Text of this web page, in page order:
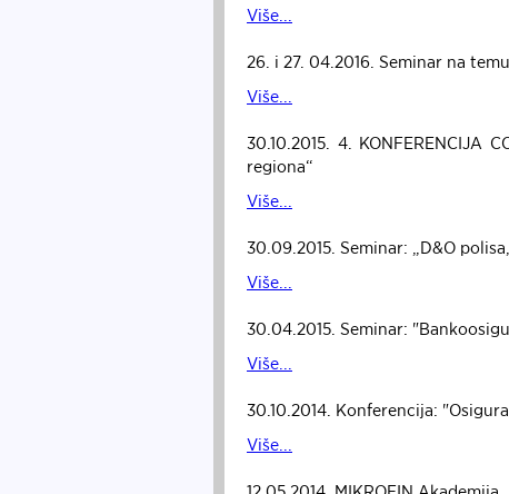
Više...
26. i 27. 04.2016. Seminar na
Više...
30.10.2015. 4.
regiona“
Više...
30.09.2015. Seminar: „D&O
Više...
30.04.2015. Seminar:
Više...
30.10.2014. Konferencija:
Više...